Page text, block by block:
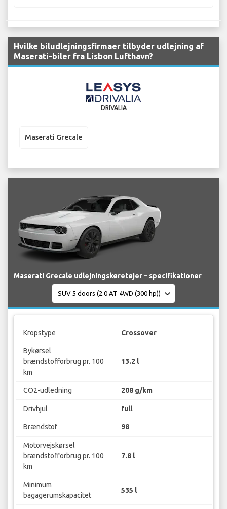
Hvilke biludlejningsfirmaer tilbyder udlejning af
Maserati-biler fra Lisbon Lufthavn?
DRIVALIA
Maserati Grecale
Maserati Grecale udlejningskøretøjer – specifikationer
Kropstype Crossover
Bykørsel
brændstofforbrug pr. 100
km
13.2 l
CO2-udledning 208 g/km
Drivhjul full
Brændstof 98
Motorvejskørsel
brændstofforbrug pr. 100
km
7.8 l
Minimum
bagagerumskapacitet
535 l